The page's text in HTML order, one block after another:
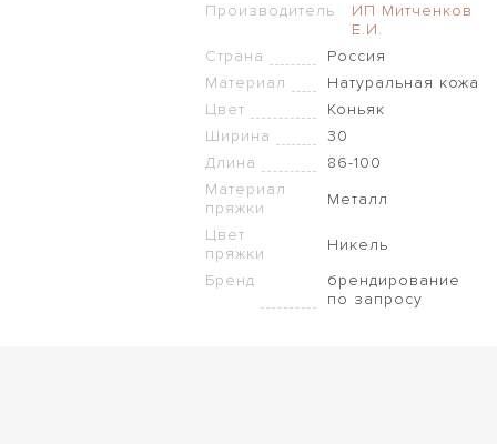
Производитель
ИП Митченков
Е.И.
Страна
Россия
Материал
Натуральная кожа
Цвет
Коньяк
Ширина
30
Длина
86-100
Материал
пряжки
Металл
Цвет
пряжки
Никель
Бренд
брендирование
по запросу